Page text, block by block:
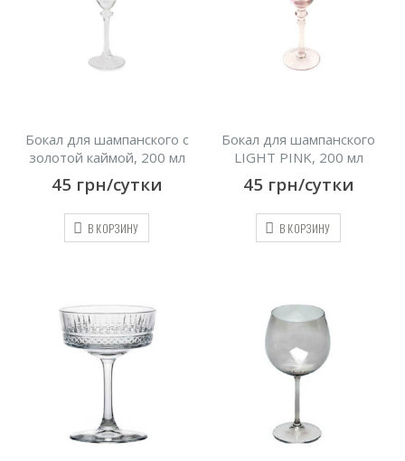
Бокал для шампанского с
золотой каймой, 200 мл
45 грн/сутки
В КОРЗИНУ
Бокал для шампанского
LIGHT PINK, 200 мл
45 грн/сутки
В КОРЗИНУ